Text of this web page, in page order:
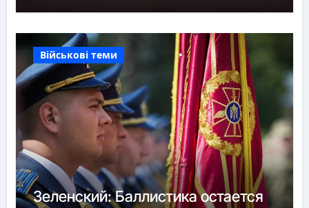
Військові теми
Зеленский: Баллистика остается